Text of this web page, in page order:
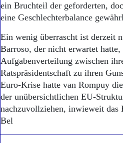
Kontakt
ein Bruchteil der geforderten,
eine Geschlechterbalance
Ein wenig überrascht ist derzeit
Barroso, der nicht erwartet
Aufgabenverteilung zwischen
Ratspräsidentschaft zu ihren
Euro-Krise hatte van Rompuy
der unübersichtlichen EU-
nachzuvollziehen, inwieweit
Bel